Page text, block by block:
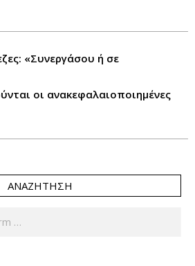
«Συνεργάσου ή σε
οι ανακεφαλαιοποιημένες
ΑΝΑΖΉΤΗΣΗ